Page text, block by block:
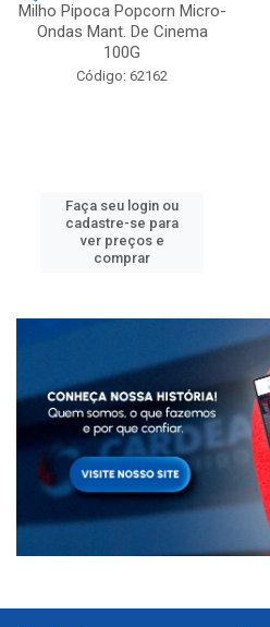
Milho Pipoca Popcorn Micro-
Ondas Mant. De Cinema
100G
Código: 62162
Faça seu login ou
cadastre-se para
ver preços e
comprar